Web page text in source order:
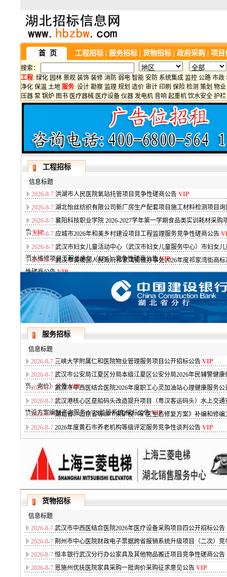
首 页 工程招标 服务招标 货物招标 政府采购 项目
搜索：
工程: 绿化 园林 景观 装饰 装修 消防 弱电 智能 安防 系统集成 监控 公路 市政
净化 保温 土地 服务: 设计 勘察 监理 规划 造价 审计 印刷 保险 检测 策划 物业
压器 泵 锅炉 图书 医疗器械 医疗设备 仪器 发电机 音响 起重机 饮水安全 护栏
工程招标
信息标题
2026-8-7 洪湖市人民医院氧站托管项目竞争性磋商公告VIP
2026-8-7 湖北怡丝纺织有限公司新厂房生产配套项目施工材料检测项目询
2026-8-7 襄阳科技职业学院 2026-2027学年第一学期食品类实训耗材采购
告VIP
2026-8-7 应城市2026年和美乡村建设项目工程监理服务竞争性磋商公告
2026-8-7 武汉市妇女儿童活动中心（武汉市妇女儿童服务中心）市妇女
漏水维修项目工程总承包（EPC）竞争性磋商公告VIP
2026-8-7武汉市黄陂区人民政府祁家湾街道办事处2026年度祁家湾街高
性磋商公告VIP
服务招标
信息标题
2026-8-7 三峡大学附属仁和医院物业管理服务项目公开招标公告VIP
2026-8-7 武汉市公安局江夏区分局本级江夏区公安分局2026年民辅警健
商、询价）公告VIP
2026-8-7 武汉市中西医结合医院2026年度职工心灵加油站心理健康服务公
2026-8-7 武汉港核心区趸船码头改造提升项目（粤汉客运码头）水上交
建设方案编制咨询服务(VTS监管系统)招标公告VIP
2026-8-7湖北省、山东省等39个采矿权《矿区生态修复方案》补编和修编
2026-8-7 2026年度黄石市养老机构等级评定服务竞争性谈判公告VIP
货物招标
信息标题
2026-8-7 武汉市中西医结合医院2026年医疗设备采购项目四公开招标公告
2026-8-7 荆州市中心医院财政电子票据跨省报销系统升级项目（二次）竞
2026-8-7 恒丰银行武汉分行办公家具及其他物品搬迁项目竞争性磋商公告
2026-8-7 恩施州优抚医院家具采购一批询价采购征求意见公告VIP